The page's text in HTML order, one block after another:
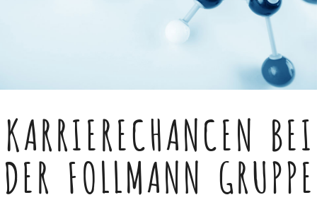
KARRIERECHANCEN BEI
DER FOLLMANN GRUPPE